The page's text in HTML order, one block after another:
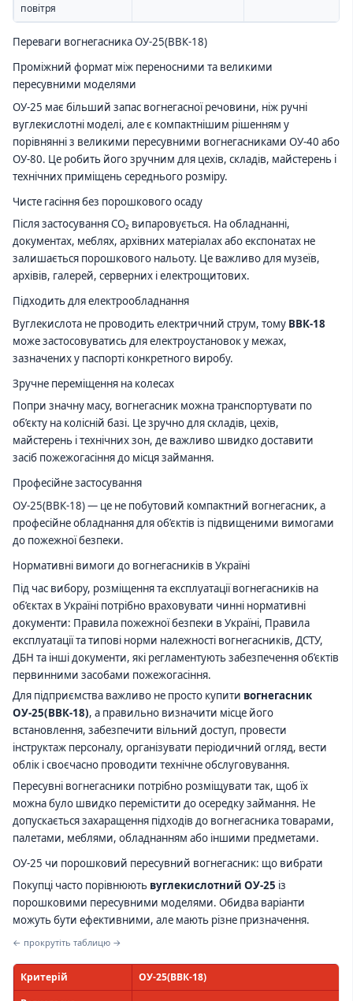
повітря
Переваги вогнегасника ОУ-25(ВВК-18)
Проміжний формат між переносними та великими
пересувними моделями
ОУ-25 має більший запас вогнегасної речовини, ніж ручні
вуглекислотні моделі, але є компактнішим рішенням у
порівнянні з великими пересувними вогнегасниками ОУ-40 або
ОУ-80. Це робить його зручним для цехів, складів, майстерень і
технічних приміщень середнього розміру.
Чисте гасіння без порошкового осаду
Після застосування CO₂ випаровується. На обладнанні,
документах, меблях, архівних матеріалах або експонатах не
залишається порошкового нальоту. Це важливо для музеїв,
архівів, галерей, серверних і електрощитових.
Підходить для електрообладнання
Вуглекислота не проводить електричний струм, тому ВВК-18
може застосовуватись для електроустановок у межах,
зазначених у паспорті конкретного виробу.
Зручне переміщення на колесах
Попри значну масу, вогнегасник можна транспортувати по
об’єкту на колісній базі. Це зручно для складів, цехів,
майстерень і технічних зон, де важливо швидко доставити
засіб пожежогасіння до місця займання.
Професійне застосування
ОУ-25(ВВК-18) — це не побутовий компактний вогнегасник, а
професійне обладнання для об’єктів із підвищеними вимогами
до пожежної безпеки.
Нормативні вимоги до вогнегасників в Україні
Під час вибору, розміщення та експлуатації вогнегасників на
об’єктах в Україні потрібно враховувати чинні нормативні
документи: Правила пожежної безпеки в Україні, Правила
експлуатації та типові норми належності вогнегасників, ДСТУ,
ДБН та інші документи, які регламентують забезпечення об’єктів
первинними засобами пожежогасіння.
Для підприємства важливо не просто купити вогнегасник
ОУ-25(ВВК-18), а правильно визначити місце його
встановлення, забезпечити вільний доступ, провести
інструктаж персоналу, організувати періодичний огляд, вести
облік і своєчасно проводити технічне обслуговування.
Пересувні вогнегасники потрібно розміщувати так, щоб їх
можна було швидко перемістити до осередку займання. Не
допускається захаращення підходів до вогнегасника товарами,
палетами, меблями, обладнанням або іншими предметами.
ОУ-25 чи порошковий пересувний вогнегасник: що вибрати
Покупці часто порівнюють вуглекислотний ОУ-25 із
порошковими пересувними моделями. Обидва варіанти
можуть бути ефективними, але мають різне призначення.
← прокрутіть таблицю →
Критерій
ОУ-25(ВВК-18)